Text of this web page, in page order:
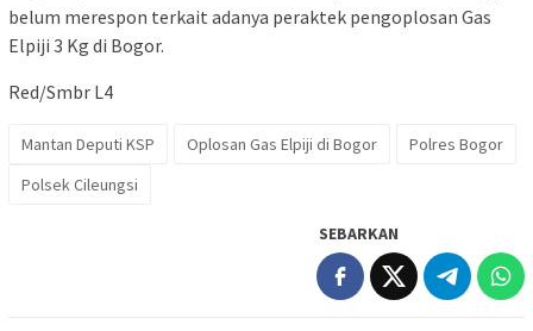
belum merespon terkait adanya peraktek pengoplosan Gas
Elpiji 3 Kg di Bogor.
Red/Smbr L4
Mantan Deputi KSP Oplosan Gas Elpiji di Bogor
Polres Bogor
Polsek Cileungsi
SEBARKAN